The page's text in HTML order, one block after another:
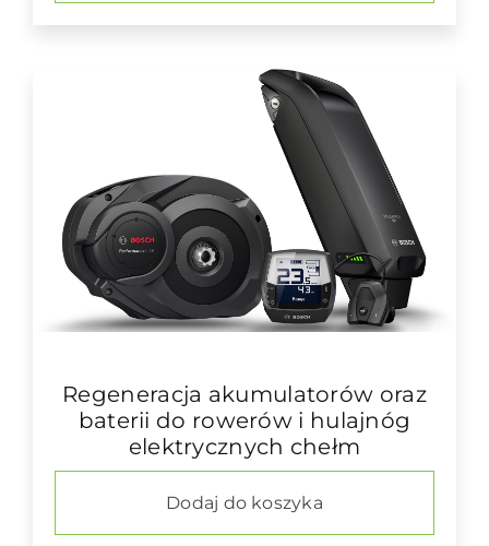
Regeneracja akumulatorów oraz
baterii do rowerów i hulajnóg
elektrycznych chełm
Dodaj do koszyka